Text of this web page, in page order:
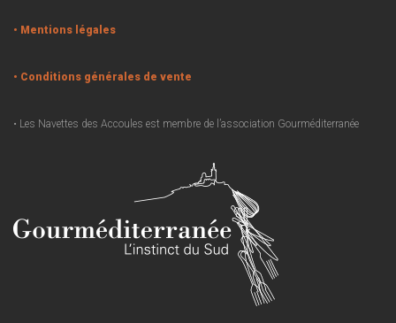
• Mentions légales
• Conditions générales de vente
• Les Navettes des Accoules est membre de l’association Gourméditerranée